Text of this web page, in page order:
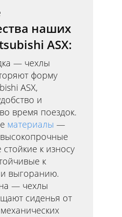
наших
ASX:
— чехлы
форму
ASX,
и
время поездок.
материалы —
к износу
к
выгоранию.
— чехлы
сиденья от